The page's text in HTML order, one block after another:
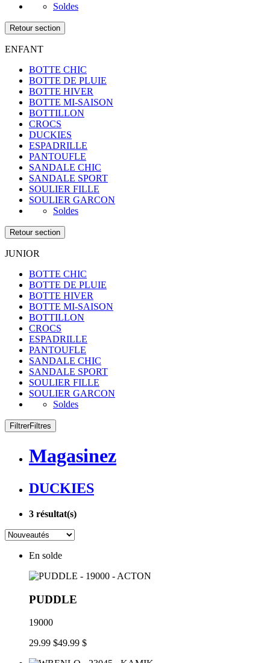
Soldes
Retour section
ENFANT
BOTTE CHIC
BOTTE DE PLUIE
BOTTE HIVER
BOTTE MI-SAISON
BOTTILLON
CROCS
DUCKIES
ESPADRILLE
PANTOUFLE
SANDALE CHIC
SANDALE SPORT
SOULIER FILLE
SOULIER GARCON
Soldes
Retour section
JUNIOR
BOTTE CHIC
BOTTE DE PLUIE
BOTTE HIVER
BOTTE MI-SAISON
BOTTILLON
CROCS
ESPADRILLE
PANTOUFLE
SANDALE CHIC
SANDALE SPORT
SOULIER FILLE
SOULIER GARCON
Soldes
FiltrerFiltres
Magasinez
DUCKIES
3 résultat(s)
En solde
PUDDLE
19000
29.99 $49.99 $